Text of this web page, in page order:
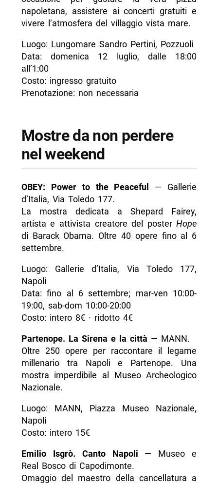
napoletana, assistere ai concerti gratuiti e
vivere l’atmosfera del villaggio vista mare.
Luogo: Lungomare Sandro Pertini, Pozzuoli
Data: domenica 12 luglio, dalle 18:00
all’1:00
Costo: ingresso gratuito
Prenotazione: non necessaria
Mostre da non perdere
nel weekend
OBEY: Power to the Peaceful
— Gallerie
d’Italia, Via Toledo 177.
La mostra dedicata a Shepard Fairey,
artista e attivista creatore del posterHope
di Barack Obama. Oltre 40 opere fino al 6
settembre.
Luogo: Gallerie d’Italia, Via Toledo 177,
Napoli
Data: fino al 6 settembre; mar-ven 10:00-
19:00, sab-dom 10:00-20:00
Costo: intero 8€ · ridotto 4€
Partenope. La Sirena e la città — MANN.
Oltre 250 opere per raccontare il legame
millenario tra Napoli e Partenope. Una
mostra imperdibile al Museo Archeologico
Nazionale.
Luogo: MANN, Piazza Museo Nazionale,
Napoli
Costo: intero 15€
Emilio Isgrò. Canto Napoli — Museo e
Real Bosco di Capodimonte.
Omaggio del maestro della cancellatura a